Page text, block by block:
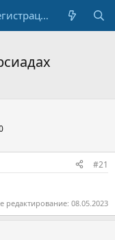
Регистрация
#21
редактирование: 08.05.2023